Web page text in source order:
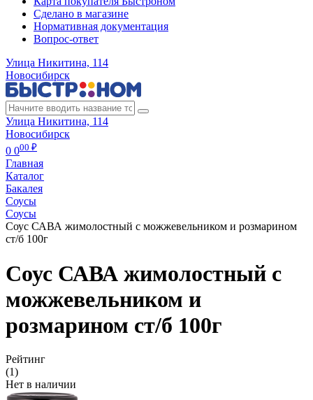
Сделано в магазине
Нормативная документация
Вопрос-ответ
Улица Никитина, 114
Новосибирск
Улица Никитина, 114
Новосибирск
0 000 ₽
Главная
Каталог
Бакалея
Соусы
Соусы
Соус САВА жимолостный с можжевельником и розмарином
ст/б 100г
Соус САВА жимолостный с
можжевельником и
розмарином ст/б 100г
Рейтинг
(1)
Нет в наличии